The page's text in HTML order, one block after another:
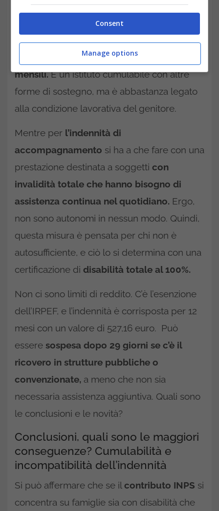
da percepire varia dal numero dei figli e
dalla situazione economica specifica. Ecco
perché serve la fotografia reddituale.Esso
può giungere al massimo di 500 euro
mensili.È un istituto cumulabile con altre
forme di sostegno, ma è abbastanza legato
alla condizione lavorativa del genitore.
Mentre per l’indennità di
accompagnamento si ha a che fare con una
prestazione destinata a soggetti con
invalidità totale che hanno bisogno di
assistenza continua nel quotidiano. Ergo,
non sono autonomi in nessun modo. Quindi,
questa misura è pensata per chi non è
autosufficiente, e ciò lo si determina con una
certificazione di disabilità totale al 100%.
Non ci sono limiti di reddito. C’è l’esenzione
dell’IRPEF, e l’indennità è corrisposta per 12
mesi con un valore di 527,16 euro. Può
essere sospesa dopo 29 giorni se c’è il
ricovero in strutture pubbliche o
convenzionate, a meno che non sia
necessaria assistenza aggiuntiva. Quali sono
le conclusioni e le novità?
Conclusioni, quali sono le maggiori
conseguenze? Cumulabilità e
incompatibilità dell’indennità
Si può affermare che se il contributo INPS si
concentra su famiglie sia con disabilità che
Consent
Manage options